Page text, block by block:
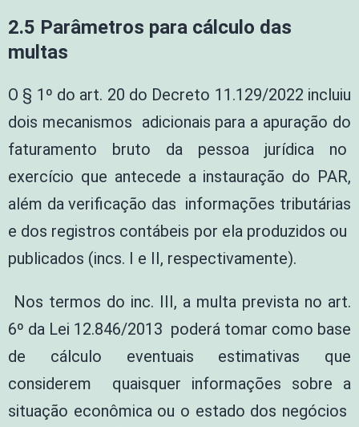
2.5 Parâmetros para cálculo das
multas
O § 1º do art. 20 do Decreto 11.129/2022 incluiu
dois mecanismos adicionais para a apuração do
faturamento bruto da pessoa jurídica no
exercício que antecede a instauração do PAR,
além da verificação das informações tributárias
e dos registros contábeis por ela produzidos ou
publicados (incs. I e II, respectivamente).
Nos termos do inc. III, a multa prevista no art.
6º da Lei 12.846/2013 poderá tomar como base
de cálculo eventuais estimativas que
considerem quaisquer informações sobre a
situação econômica ou o estado dos negócios